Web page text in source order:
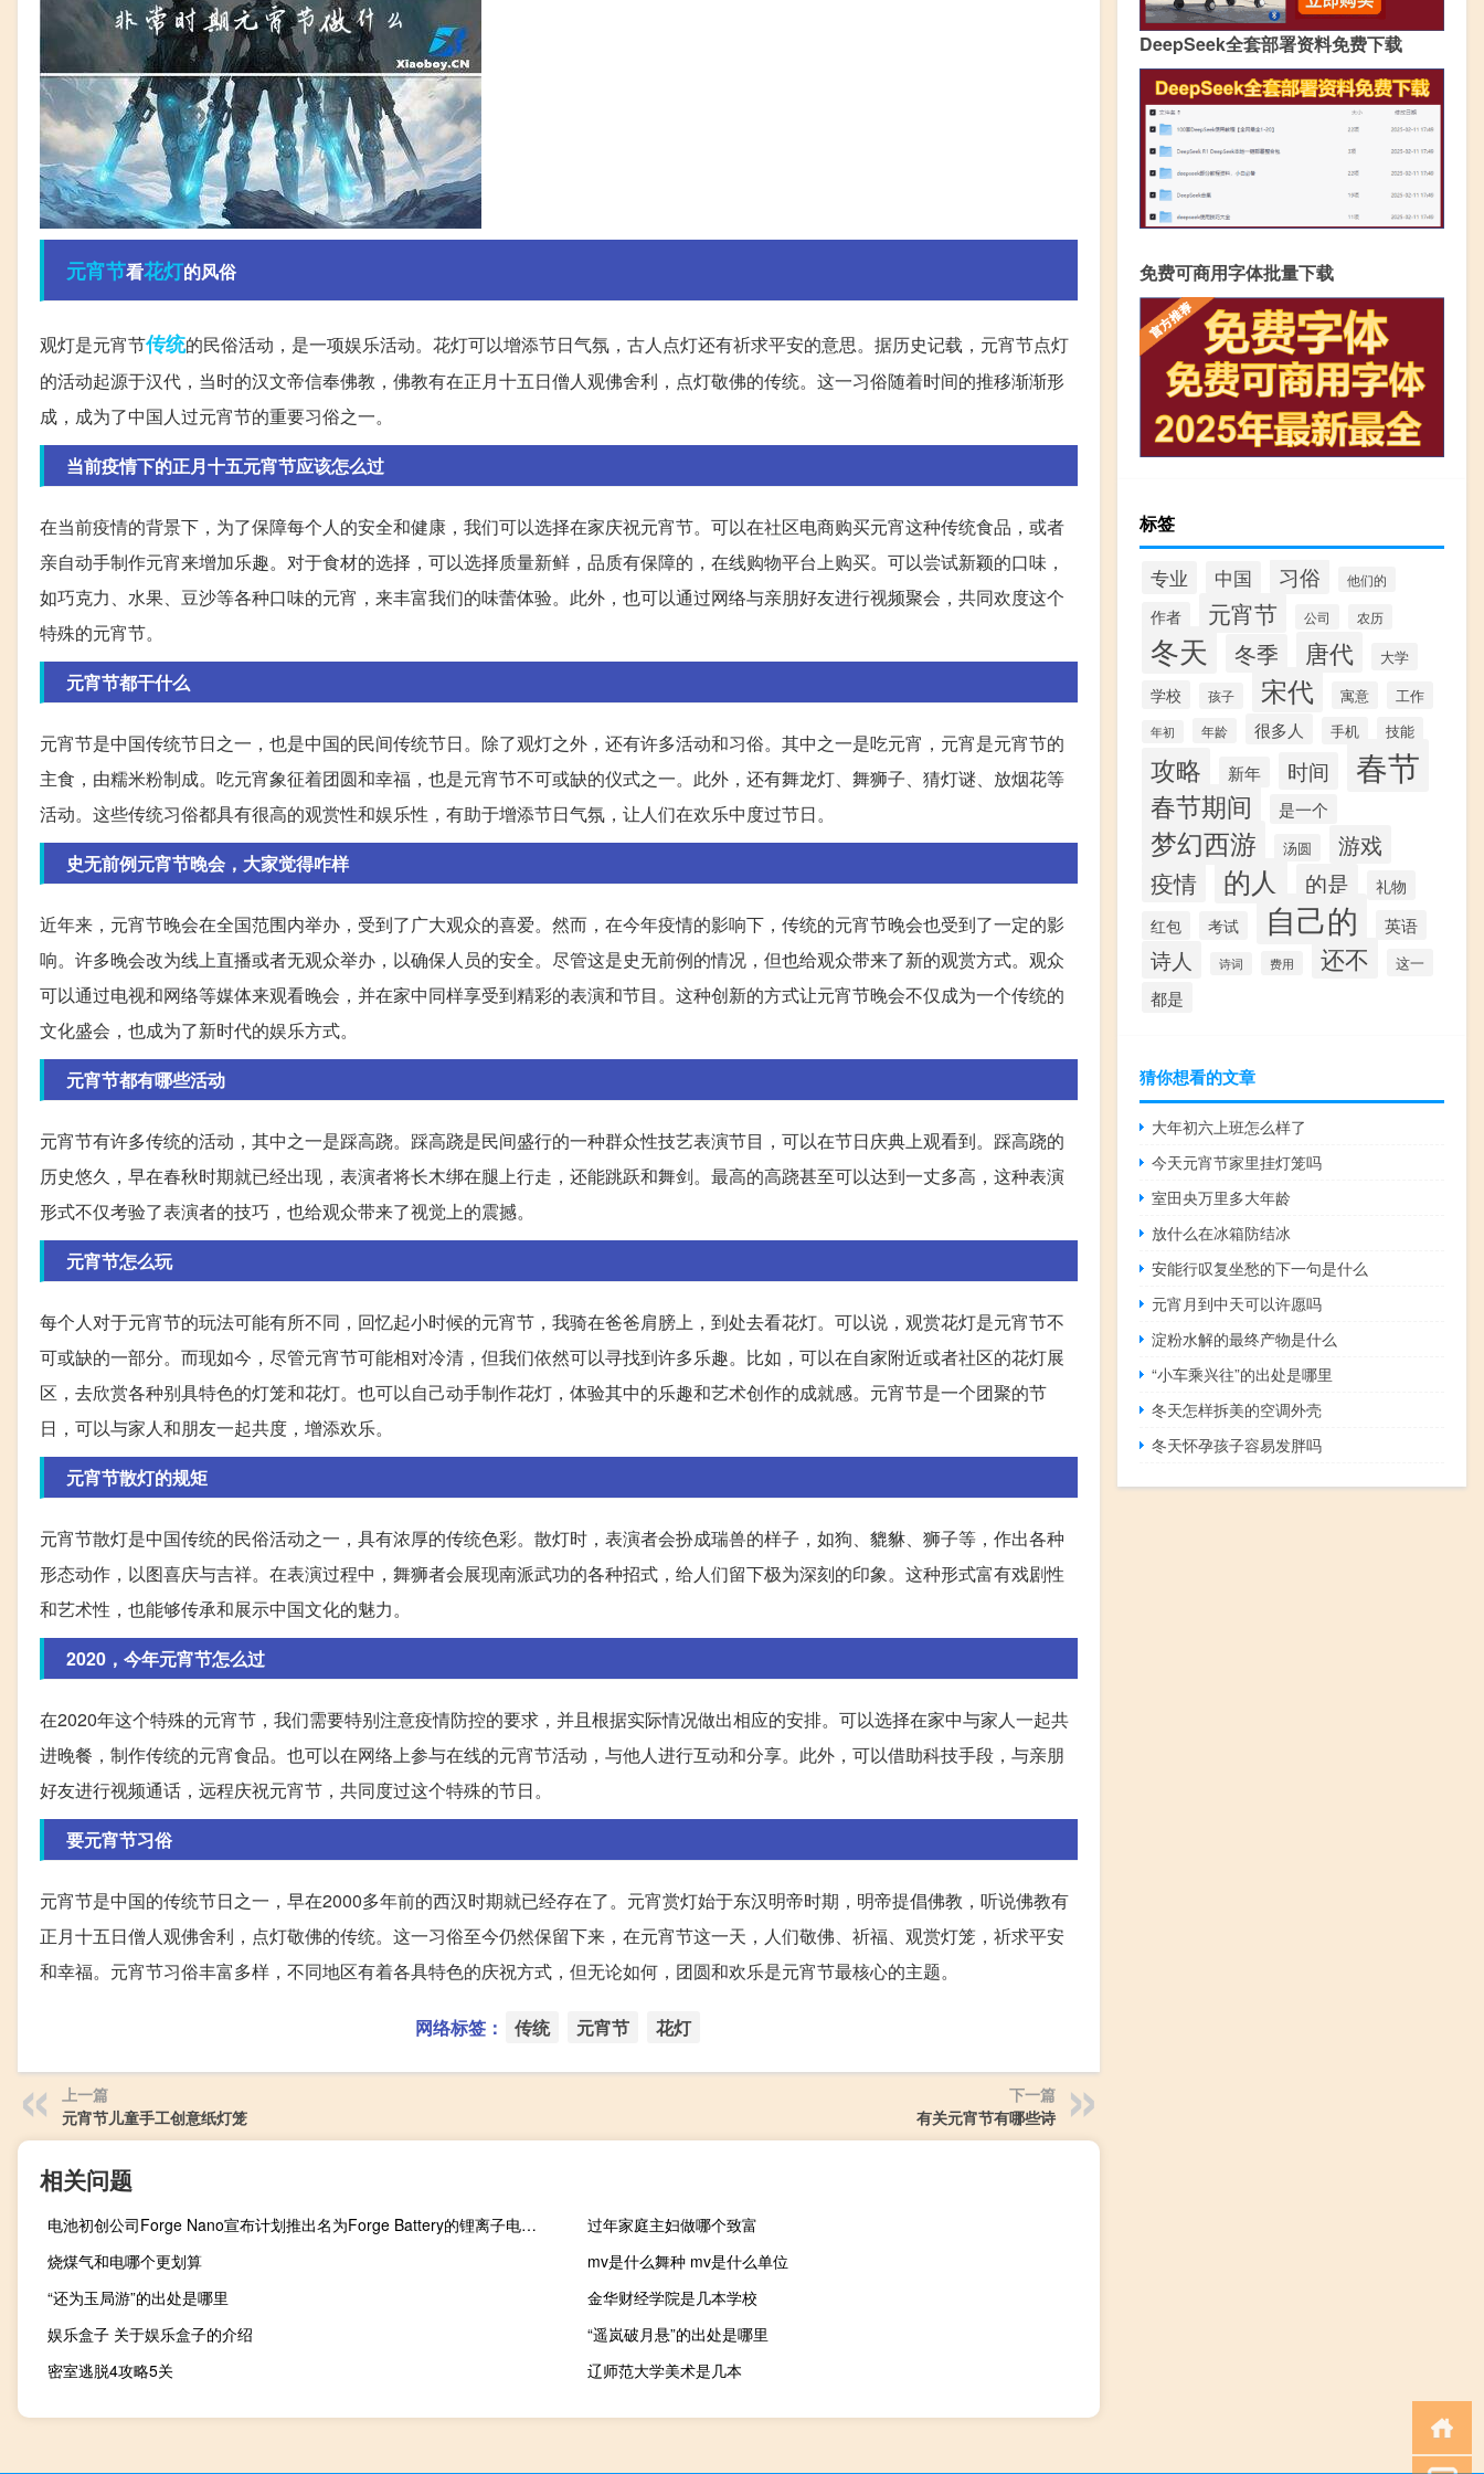
元宵节看花灯的风俗
观灯是元宵节传统的民俗活动，是一项娱乐活动。花灯可以增添节日气氛，古人点灯还有祈求平安的意思。据历史记载，元宵节点灯
的活动起源于汉代，当时的汉文帝信奉佛教，佛教有在正月十五日僧人观佛舍利，点灯敬佛的传统。这一习俗随着时间的推移渐渐形
成，成为了中国人过元宵节的重要习俗之一。
当前疫情下的正月十五元宵节应该怎么过
在当前疫情的背景下，为了保障每个人的安全和健康，我们可以选择在家庆祝元宵节。可以在社区电商购买元宵这种传统食品，或者
亲自动手制作元宵来增加乐趣。对于食材的选择，可以选择质量新鲜，品质有保障的，在线购物平台上购买。可以尝试新颖的口味，
如巧克力、水果、豆沙等各种口味的元宵，来丰富我们的味蕾体验。此外，也可以通过网络与亲朋好友进行视频聚会，共同欢度这个
特殊的元宵节。
元宵节都干什么
元宵节是中国传统节日之一，也是中国的民间传统节日。除了观灯之外，还有许多活动和习俗。其中之一是吃元宵，元宵是元宵节的
主食，由糯米粉制成。吃元宵象征着团圆和幸福，也是元宵节不可或缺的仪式之一。此外，还有舞龙灯、舞狮子、猜灯谜、放烟花等
活动。这些传统习俗都具有很高的观赏性和娱乐性，有助于增添节日气氛，让人们在欢乐中度过节日。
史无前例元宵节晚会，大家觉得咋样
近年来，元宵节晚会在全国范围内举办，受到了广大观众的喜爱。然而，在今年疫情的影响下，传统的元宵节晚会也受到了一定的影
响。许多晚会改为线上直播或者无观众举办，以确保人员的安全。尽管这是史无前例的情况，但也给观众带来了新的观赏方式。观众
可以通过电视和网络等媒体来观看晚会，并在家中同样享受到精彩的表演和节目。这种创新的方式让元宵节晚会不仅成为一个传统的
文化盛会，也成为了新时代的娱乐方式。
元宵节都有哪些活动
元宵节有许多传统的活动，其中之一是踩高跷。踩高跷是民间盛行的一种群众性技艺表演节目，可以在节日庆典上观看到。踩高跷的
历史悠久，早在春秋时期就已经出现，表演者将长木绑在腿上行走，还能跳跃和舞剑。最高的高跷甚至可以达到一丈多高，这种表演
形式不仅考验了表演者的技巧，也给观众带来了视觉上的震撼。
元宵节怎么玩
每个人对于元宵节的玩法可能有所不同，回忆起小时候的元宵节，我骑在爸爸肩膀上，到处去看花灯。可以说，观赏花灯是元宵节不
可或缺的一部分。而现如今，尽管元宵节可能相对冷清，但我们依然可以寻找到许多乐趣。比如，可以在自家附近或者社区的花灯展
区，去欣赏各种别具特色的灯笼和花灯。也可以自己动手制作花灯，体验其中的乐趣和艺术创作的成就感。元宵节是一个团聚的节
日，可以与家人和朋友一起共度，增添欢乐。
元宵节散灯的规矩
元宵节散灯是中国传统的民俗活动之一，具有浓厚的传统色彩。散灯时，表演者会扮成瑞兽的样子，如狗、貔貅、狮子等，作出各种
形态动作，以图喜庆与吉祥。在表演过程中，舞狮者会展现南派武功的各种招式，给人们留下极为深刻的印象。这种形式富有戏剧性
和艺术性，也能够传承和展示中国文化的魅力。
2020，今年元宵节怎么过
在2020年这个特殊的元宵节，我们需要特别注意疫情防控的要求，并且根据实际情况做出相应的安排。可以选择在家中与家人一起共
进晚餐，制作传统的元宵食品。也可以在网络上参与在线的元宵节活动，与他人进行互动和分享。此外，可以借助科技手段，与亲朋
好友进行视频通话，远程庆祝元宵节，共同度过这个特殊的节日。
要元宵节习俗
元宵节是中国的传统节日之一，早在2000多年前的西汉时期就已经存在了。元宵赏灯始于东汉明帝时期，明帝提倡佛教，听说佛教有
正月十五日僧人观佛舍利，点灯敬佛的传统。这一习俗至今仍然保留下来，在元宵节这一天，人们敬佛、祈福、观赏灯笼，祈求平安
和幸福。元宵节习俗丰富多样，不同地区有着各具特色的庆祝方式，但无论如何，团圆和欢乐是元宵节最核心的主题。
网络标签： 传统 元宵节 花灯
上一篇
元宵节儿童手工创意纸灯笼
下一篇
有关元宵节有哪些诗
相关问题
电池初创公司Forge Nano宣布计划推出名为Forge Battery的锂离子电池制造业务
过年家庭主妇做哪个致富
烧煤气和电哪个更划算
mv是什么舞种 mv是什么单位
“还为玉局游”的出处是哪里
金华财经学院是几本学校
娱乐盒子 关于娱乐盒子的介绍
“遥岚破月悬”的出处是哪里
密室逃脱4攻略5关
辽师范大学美术是几本
DeepSeek全套部署资料免费下载
免费可商用字体批量下载
标签
专业 中国 习俗 他们的
作者 元宵节 公司 农历
冬天 冬季 唐代 大学
学校 孩子 宋代 寓意 工作
年初 年龄 很多人 手机 技能
攻略 新年 时间 春节
春节期间 是一个
梦幻西游 汤圆 游戏
疫情 的人 的是 礼物
红包 考试 自己的 英语
诗人 诗词 费用 还不 这一
都是
猜你想看的文章
大年初六上班怎么样了
今天元宵节家里挂灯笼吗
室田央万里多大年龄
放什么在冰箱防结冰
安能行叹复坐愁的下一句是什么
元宵月到中天可以许愿吗
淀粉水解的最终产物是什么
“小车乘兴往”的出处是哪里
冬天怎样拆美的空调外壳
冬天怀孕孩子容易发胖吗